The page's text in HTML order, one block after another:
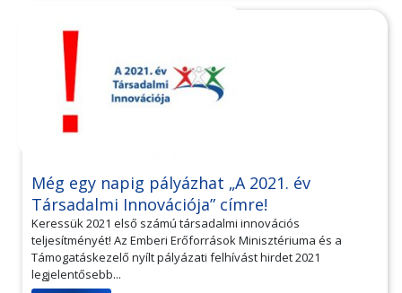
Még egy napig pályázhat „A 2021. év
Társadalmi Innovációja” címre!
Keressük 2021 első számú társadalmi innovációs
teljesítményét! Az Emberi Erőforrások Minisztériuma és a
Támogatáskezelő nyílt pályázati felhívást hirdet 2021
legjelentősebb...